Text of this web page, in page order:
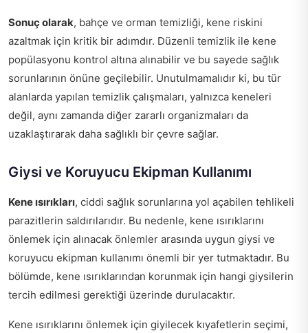
Sonuç olarak, bahçe ve orman temizliği, kene riskini
azaltmak için kritik bir adımdır. Düzenli temizlik ile kene
popülasyonu kontrol altına alınabilir ve bu sayede sağlık
sorunlarının önüne geçilebilir. Unutulmamalıdır ki, bu tür
alanlarda yapılan temizlik çalışmaları, yalnızca keneleri
değil, aynı zamanda diğer zararlı organizmaları da
uzaklaştırarak daha sağlıklı bir çevre sağlar.
Giysi ve Koruyucu Ekipman Kullanımı
Kene ısırıkları, ciddi sağlık sorunlarına yol açabilen tehlikeli
parazitlerin saldırılarıdır. Bu nedenle, kene ısırıklarını
önlemek için alınacak önlemler arasında uygun giysi ve
koruyucu ekipman kullanımı önemli bir yer tutmaktadır. Bu
bölümde, kene ısırıklarından korunmak için hangi giysilerin
tercih edilmesi gerektiği üzerinde durulacaktır.
Kene ısırıklarını önlemek için giyilecek kıyafetlerin seçimi,